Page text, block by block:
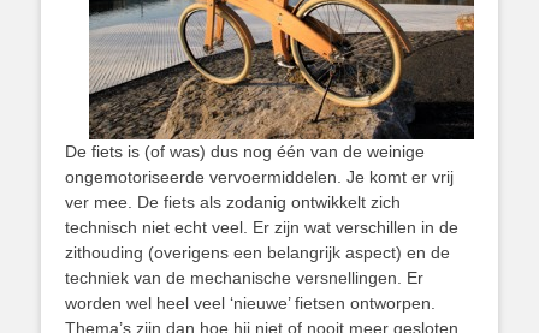
De fiets is (of was) dus nog één van de weinige
ongemotoriseerde vervoermiddelen. Je komt er vrij
ver mee. De fiets als zodanig ontwikkelt zich
technisch niet echt veel. Er zijn wat verschillen in de
zithouding (overigens een belangrijk aspect) en de
techniek van de mechanische versnellingen. Er
worden wel heel veel ‘nieuwe’ fietsen ontworpen.
Thema’s zijn dan hoe hij niet of nooit meer gesloten